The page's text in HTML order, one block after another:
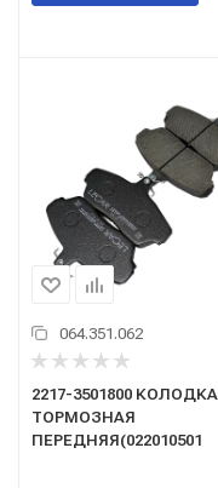
064.351.062
2217-3501800 КОЛОДКА
ТОРМОЗНАЯ
ПЕРЕДНЯЯ(022010501